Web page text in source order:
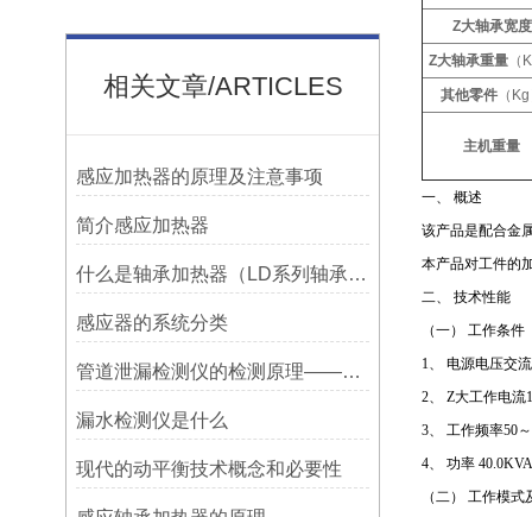
相关文章/ARTICLES
感应加热器的原理及注意事项
简介感应加热器
什么是轴承加热器（LD系列轴承加热器）-宁波利德仪器
感应器的系统分类
管道泄漏检测仪的检测原理——宁波利德
漏水检测仪是什么
现代的动平衡技术概念和必要性
Z大轴承宽度
Z大轴承重量 （
其他零件（Kg
主机重量
一、
概述
该产品是配合金
本产品对工件的
二、
技术性能
（一）
工作条件
1、
电源电压交流
2、 Z大工作电流
3、 工作频率50～
4、 功率 40.0KVA
（二）
工作模式